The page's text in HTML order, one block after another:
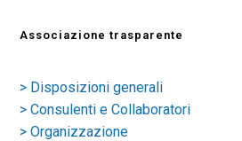
Associazione trasparente
> Disposizioni generali
> Consulenti e Collaboratori
> Organizzazione